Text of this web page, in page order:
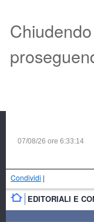
07/08/26 ore 6:33:15
Condividi |
EDITORIALI E